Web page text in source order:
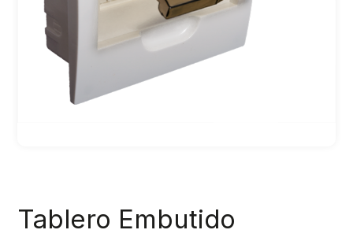
Tablero Embutido